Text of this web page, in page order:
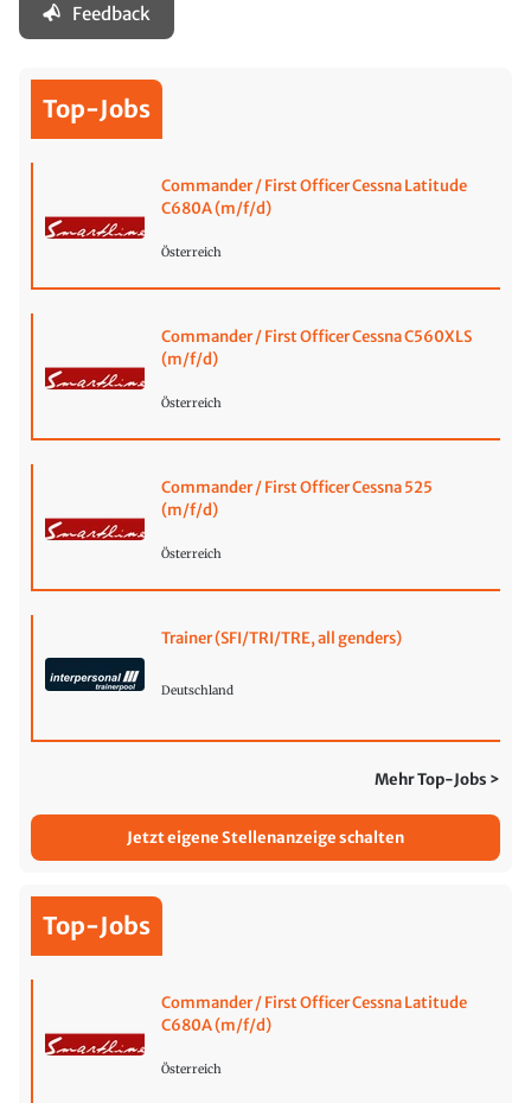
Feedback
Top-Jobs
Commander / First Officer Cessna Latitude
C680A (m/f/d)
Österreich
Commander / First Officer Cessna C560XLS
(m/f/d)
Österreich
Commander / First Officer Cessna 525
(m/f/d)
Österreich
Trainer (SFI/TRI/TRE, all genders)
Deutschland
Mehr Top-Jobs >
Jetzt eigene Stellenanzeige schalten
Top-Jobs
Commander / First Officer Cessna Latitude
C680A (m/f/d)
Österreich